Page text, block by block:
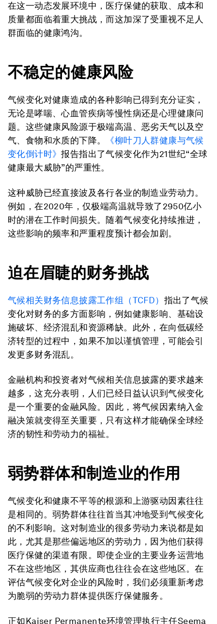
在这一动态发展环境中，医疗保健的获取、成本和
质量都面临着重大挑战，而这加深了受重视不足人
群面临的健康鸿沟。
不稳定的健康风险
气候变化对健康造成的各种影响已得到充分证实，
无论是哮喘、心血管疾病等慢性病还是心理健康问
题。这些健康风险源于极端高温、恶劣天气以及空
气、食物和水质的下降。
《柳叶刀人群健康与气候
变化倒计时》报告指出了气候变化作为21世纪“全球
健康最大威胁”的严重性。
这种威胁已经直接波及各行各业的制造业劳动力。
例如，在2020年，仅极端高温就导致了2950亿小
时的潜在工作时间损失。 随着气候变化持续推进，
这些影响的频率和严重程度预计都会加剧。
迫在眉睫的财务挑战
气候相关财务信息披露工作组（TCFD） 指出了气候
变化对财务的多方面影响，例如健康影响、基础设
施破坏、经济混乱和资源稀缺。此外，在向低碳经
济转型的过程中，如果不加以谨慎管理，可能会引
发更多财务混乱。
金融机构和投资者对气候相关信息披露的要求越来
越多，这充分表明，人们已经日益认识到气候变化
是一个重要的金融风险。因此，将气候因素纳入金
融决策就变得至关重要，只有这样才能确保全球经
济的韧性和劳动力的福祉。
弱势群体和制造业的作用
气候变化和健康不平等的根源和上游驱动因素往往
是相同的。弱势群体往往首当其冲地受到气候变化
的不利影响。这对制造业的很多劳动力来说都是如
此，尤其是那些偏远地区的劳动力，因为他们获得
医疗保健的渠道有限。即使企业的主要业务运营地
不在这些地区，其供应商也往往会在这些地区。在
评估气候变化对企业的风险时，我们必须重新考虑
为脆弱的劳动力群体提供医疗保健服务。
正如Kaiser Permanente环境管理执行主任Seema